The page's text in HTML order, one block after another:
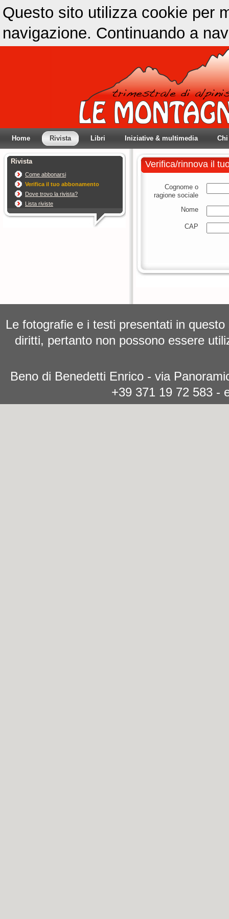
Questo sito utilizza cookie per
navigazione. Continuando a
Home Rivista Libri Iniziative & multimedia
Rivista
Come abbonarsi
Verifica il tuo abbonamento
Dove trovo la rivista?
Lista riviste
Verifica/rinnova il
Cognome o
ragione sociale
Nome
CAP
Le fotografie e i testi presentati in
diritti, pertanto non possono essere
Beno di Benedetti Enrico - via
+39 371 19 72 583 -